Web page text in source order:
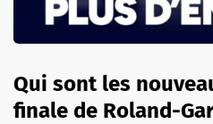
Qui sont les
finale de Roland-